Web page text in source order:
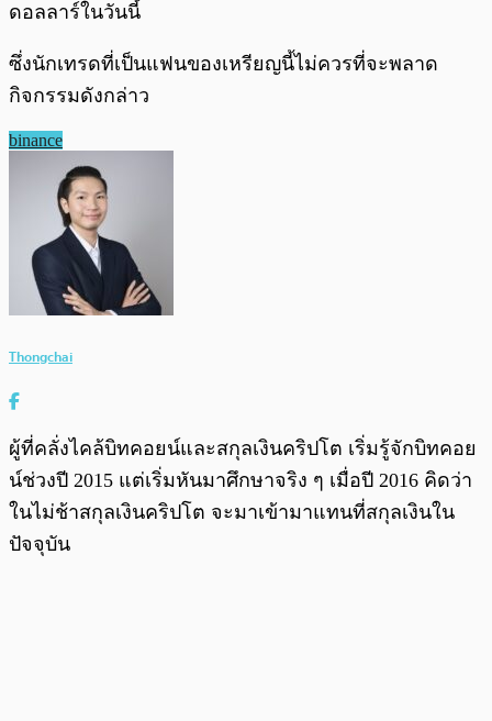
ดอลลาร์ในวันนี้
ซึ่งนักเทรดที่เป็นแฟนของเหรียญนี้ไม่ควรที่จะพลาด
กิจกรรมดังกล่าว
binance
Thongchai
ผู้ที่คลั่งไคล้บิทคอยน์และสกุลเงินคริปโต เริ่มรู้จักบิทคอย
น์ช่วงปี 2015 แต่เริ่มหันมาศึกษาจริง ๆ เมื่อปี 2016 คิดว่า
ในไม่ช้าสกุลเงินคริปโต จะมาเข้ามาแทนที่สกุลเงินใน
ปัจจุบัน